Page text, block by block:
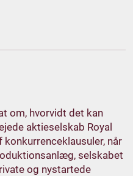
om, hvorvidt det kan
aktieselskab Royal
når
selskabet
og nystartede